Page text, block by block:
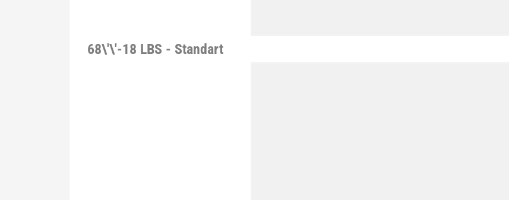
68\'\'-18 LBS - Standart